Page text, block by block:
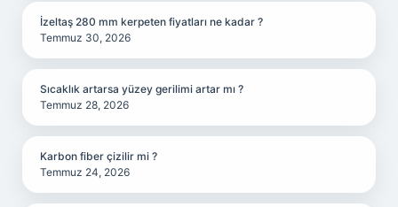
İzeltaş 280 mm kerpeten fiyatları ne kadar ?
Temmuz 30, 2026
Sıcaklık artarsa yüzey gerilimi artar mı ?
Temmuz 28, 2026
Karbon fiber çizilir mi ?
Temmuz 24, 2026